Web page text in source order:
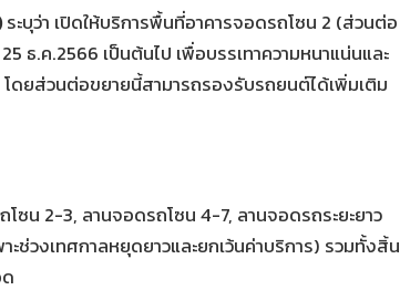
ระบุว่า เปิดให้บริการพื้นที่อาคารจอดรถโซน 2 (ส่วนต่อ
ธ.ค.2566 เป็นต้นไป เพื่อบรรเทาความหนาแน่นและ
ดยส่วนต่อขยายนี้สามารถรองรับรถยนต์ได้เพิ่มเติม
น 2-3, ลานจอดรถโซน 4-7, ลานจอดรถระยะยาว
ะช่วงเทศกาลหยุดยาวและยกเว้นค่าบริการ) รวมทั้งสิ้น